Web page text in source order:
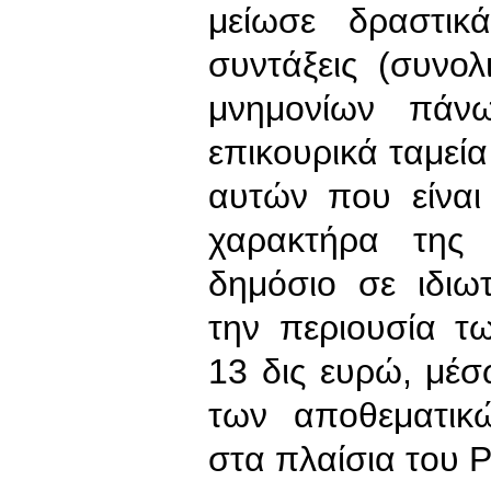
μείωσε
συντάξεις
μνημονίων
επικουρικά
αυτών που
χαρακτήρα της
δημόσιο σε
την περιουσία
13 δις ευρώ,
των
στα πλαίσια του